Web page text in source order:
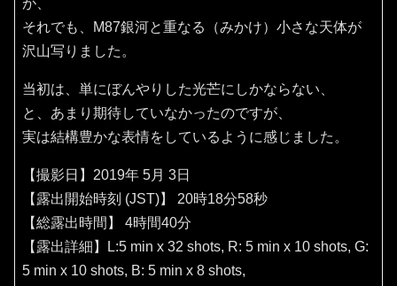
が、
それでも、M87銀河と重なる（みかけ）小さな天体が
沢山写りました。
当初は、単にぼんやりした光芒にしかならない、
と、あまり期待していなかったのですが、
実は結構豊かな表情をしているように感じました。
【撮影日】2019年 5月 3日
【露出開始時刻 (JST)】 20時18分58秒
【総露出時間】 4時間40分
【露出詳細】L:5 min x 32 shots, R: 5 min x 10 shots, G:
5 min x 10 shots, B: 5 min x 8 shots,